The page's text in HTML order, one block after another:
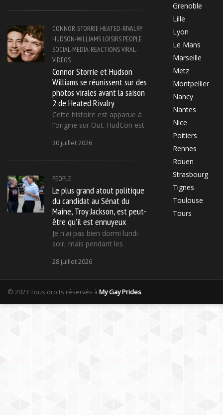
CONNOR-STORRIE HEATED-RIVALRY
HUDSON-WILLIAMS LOISIRS PEOPLE
SOCIAL-MEDIA-REACTIONSVIRAL-
VIDEOS
Connor Storrie et Hudson
Williams se réunissent sur des
photos virales avant la saison
2 de Heated Rivalry
Cette histoire est apparue à
l'origine sur Out. HudCon est
30 juillet 2026
PEOPLE
Le plus grand atout politique
du candidat au Sénat du
Maine, Troy Jackson, est peut-
être qu'il est ennuyeux
Je n'ai pas bien dormi lundi
soir, mais pendant les
28 juillet 2026
Grenoble
Lille
Lyon
Le Mans
Marseille
Metz
Montpellier
Nancy
Nantes
Nice
Poitiers
Rennes
Rouen
Strasbourg
Tignes
Toulouse
Tours
© 2023 Tous droits réservés à My Gay Prides.